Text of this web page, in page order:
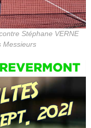
Stéphane VERNE
Messieurs